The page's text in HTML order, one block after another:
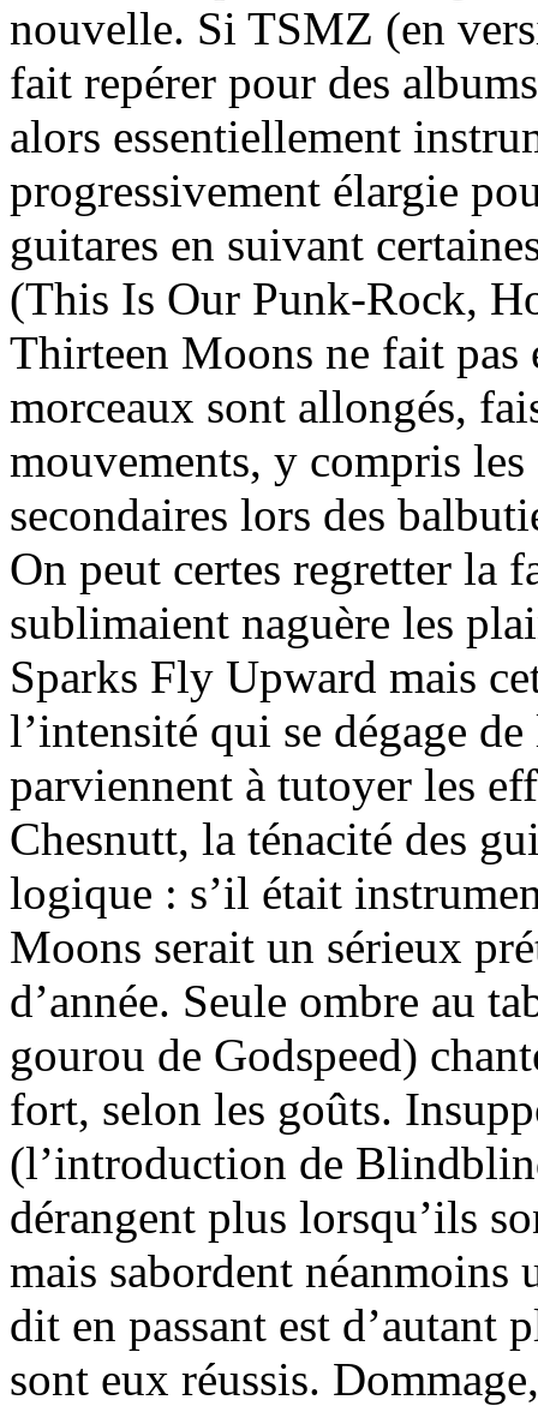
nouvelle. Si TSMZ (en
fait repérer pour des
alors essentiellement
progressivement élargie
guitares en suivant
(This Is Our Punk-Rock,
Thirteen Moons ne fait pas
morceaux sont allongés,
mouvements, y compris
secondaires lors des
On peut certes regretter la
sublimaient naguère les
Sparks Fly Upward mais
l’intensité qui se dégage
parviennent à tutoyer les
Chesnutt, la ténacité des
logique : s’il était
Moons serait un sérieux
d’année. Seule ombre au
gourou de Godspeed)
fort, selon les goûts.
(l’introduction de
dérangent plus lorsqu’ils
mais sabordent néanmoins
dit en passant est d’autant
sont eux réussis.